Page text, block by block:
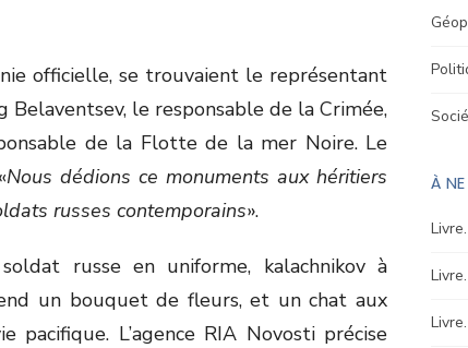
officielle, se trouvaient le représentant
Belaventsev, le responsable de la Crimée,
de la Flotte de la mer Noire. Le
Nous dédions ce monuments aux héritiers
russes contemporains».
russe en uniforme, kalachnikov à
un bouquet de fleurs, et un chat aux
L’agence RIA Novosti précise
À